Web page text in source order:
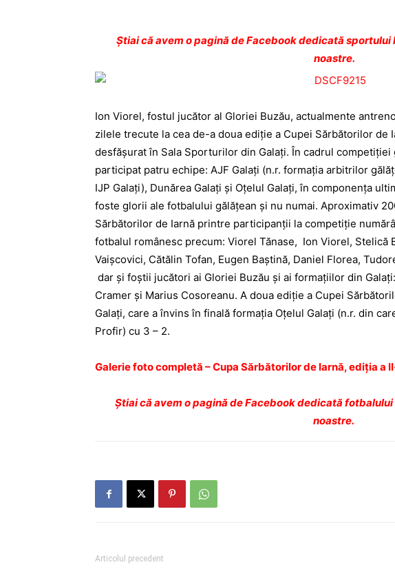
Ştiai că avem o pagină de Facebook dedicată
noastre.
Ion Viorel, fostul jucător al Gloriei Buzău, actualmente
zilele trecute la cea de-a doua ediţie a Cupei Sărbătorilor de
desfăşurat în Sala Sporturilor din Galaţi. În cadrul competiţiei
participat patru echipe: AJF Galaţi (n.r. formaţia arbitrilor
IJP Galaţi), Dunărea Galaţi şi Oţelul Galaţi, în componenţa
foste glorii ale fotbalului gălăţean şi nu numai. Aproximativ
Sărbătorilor de Iarnă printre participanţii la competiţie
fotbalul românesc precum: Viorel Tănase, Ion Viorel, Stelică
Vaişcovici, Cătălin Tofan, Eugen Baştină, Daniel Florea,
dar şi foştii jucători ai Gloriei Buzău şi ai formaţiilor din
Cramer şi Marius Cosoreanu. A doua ediţie a Cupei
Galaţi, care a învins în finală formaţia Oţelul Galaţi (n.r. din
Profir) cu 3 – 2.
Galerie foto completă – Cupa Sărbătorilor de Iarnă, ediţia a
Ştiai că avem o pagină de Facebook dedicată
noastre.
Articolul precedent